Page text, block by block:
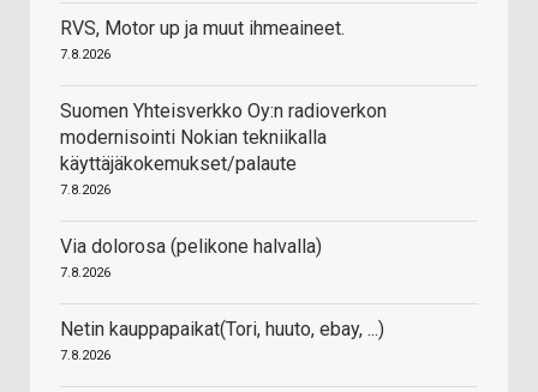
RVS, Motor up ja muut ihmeaineet.
7.8.2026
Suomen Yhteisverkko Oy:n radioverkon
modernisointi Nokian tekniikalla
käyttäjäkokemukset/palaute
7.8.2026
Via dolorosa (pelikone halvalla)
7.8.2026
Netin kauppapaikat(Tori, huuto, ebay, ...)
7.8.2026